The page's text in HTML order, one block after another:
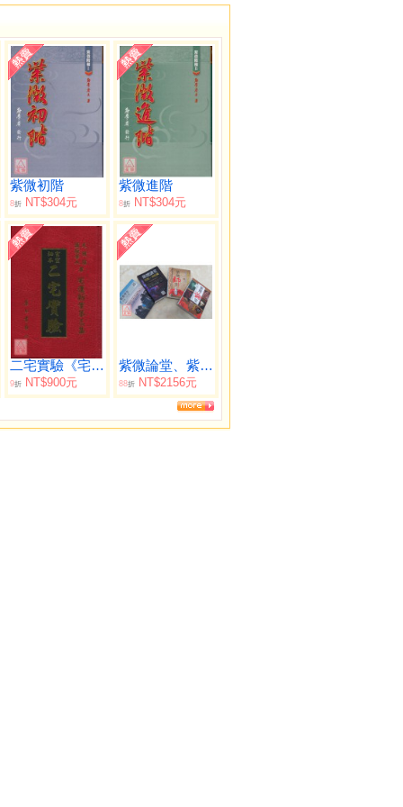
紫微初階
8折 NT$304元
紫微進階
8折 NT$304元
二宅實驗《宅運新案第三集》
9折 NT$900元
紫微論堂、紫微師堂、紫微講堂、紫微學堂【一套四冊】
88折 NT$2156元